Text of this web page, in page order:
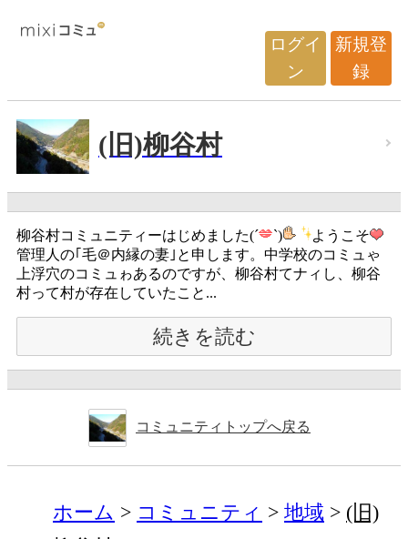
ログイ
ン
新規登
録
(旧)柳谷村
柳谷村コミュニティーはじめました(´ `)
ようこそ
管理人の｢毛＠内縁の妻｣と申します。中学校のコミュゃ
上浮穴のコミュゎあるのですが、柳谷村てナィし、柳谷
村って村が存在していたこと...
続きを読む
コミュニティトップへ戻る
ホーム コミュニティ 地域
(旧)